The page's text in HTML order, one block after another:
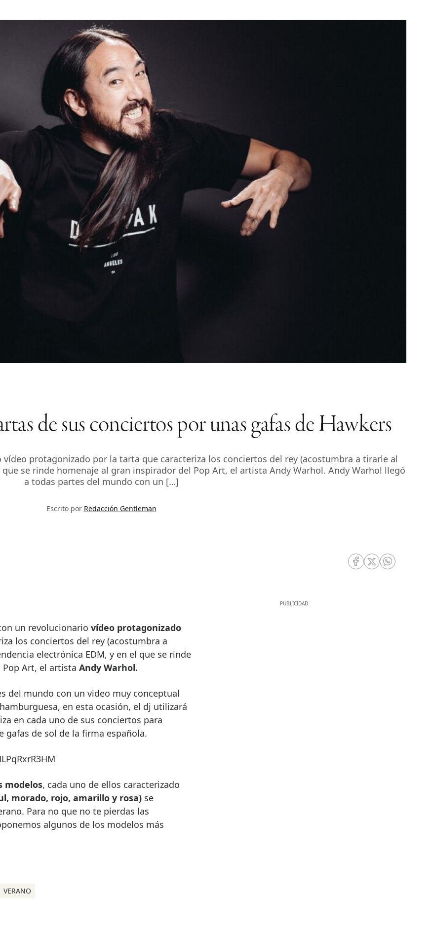
de sus conciertos por unas gafas de Hawkers
protagonizado por la tarta que caracteriza los conciertos del rey (acostumbra a tirarle al
se rinde homenaje al gran inspirador del Pop Art, el artista Andy Warhol. Andy Warhol llegó
a todas partes del mundo con un […]
Escrito por Redacción Gentleman
RRSS Facebook
RRSS Twitter
RRSS
un revolucionario vídeo protagonizado
los conciertos del rey (acostumbra a
electrónica EDM, y en el que se rinde
Art, el artista Andy Warhol.
del mundo con un video muy conceptual
en esta ocasión, el dj utilizará
en cada uno de sus conciertos para
gafas de sol de la firma española.
modelos, cada uno de ellos caracterizado
morado, rojo, amarillo y rosa)se
Para no que no te pierdas las
algunos de los modelos más
VERANO